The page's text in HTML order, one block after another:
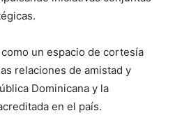
un espacio de cortesía
relaciones de amistad y
Dominicana y la
en el país.